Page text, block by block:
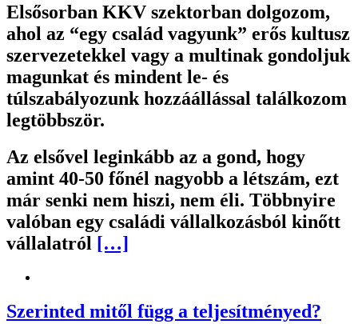
Elsősorban KKV szektorban dolgozom,
ahol az “egy család vagyunk” erős kultusz
szervezetekkel vagy a multinak gondoljuk
magunkat és mindent le- és
túlszabályozunk hozzáállással találkozom
legtöbbször.
Az elsővel leginkább az a gond, hogy
amint 40-50 főnél nagyobb a létszám, ezt
már senki nem hiszi, nem éli. Többnyire
valóban egy családi vállalkozásból kinőtt
vállalatról […]
Szerinted mitől függ a teljesítményed?